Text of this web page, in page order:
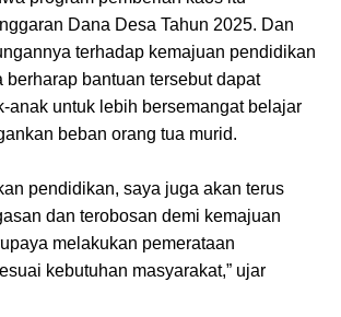
Dana Desa Tahun 2025. Dan
terhadap kemajuan pendidikan
berharap bantuan tersebut dapat
anak untuk lebih bersemangat belajar
beban orang tua murid.
pendidikan, saya juga akan terus
dan terobosan demi kemajuan
melakukan pemerataan
kebutuhan masyarakat,” ujar